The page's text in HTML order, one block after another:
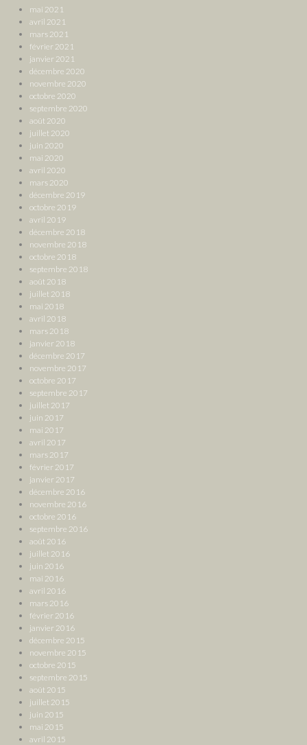
mai 2021
avril 2021
mars 2021
février 2021
janvier 2021
décembre 2020
novembre 2020
octobre 2020
septembre 2020
août 2020
juillet 2020
juin 2020
mai 2020
avril 2020
mars 2020
décembre 2019
octobre 2019
avril 2019
décembre 2018
novembre 2018
octobre 2018
septembre 2018
août 2018
juillet 2018
mai 2018
avril 2018
mars 2018
janvier 2018
décembre 2017
novembre 2017
octobre 2017
septembre 2017
juillet 2017
juin 2017
mai 2017
avril 2017
mars 2017
février 2017
janvier 2017
décembre 2016
novembre 2016
octobre 2016
septembre 2016
août 2016
juillet 2016
juin 2016
mai 2016
avril 2016
mars 2016
février 2016
janvier 2016
décembre 2015
novembre 2015
octobre 2015
septembre 2015
août 2015
juillet 2015
juin 2015
mai 2015
avril 2015